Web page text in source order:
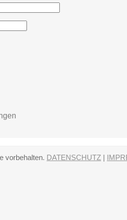
vorbehalten. DATENSCHUTZ |